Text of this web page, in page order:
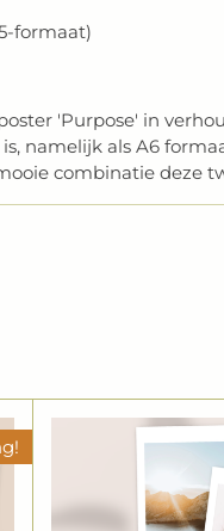
formaat)
'Purpose' in
namelijk als A6
combinatie deze